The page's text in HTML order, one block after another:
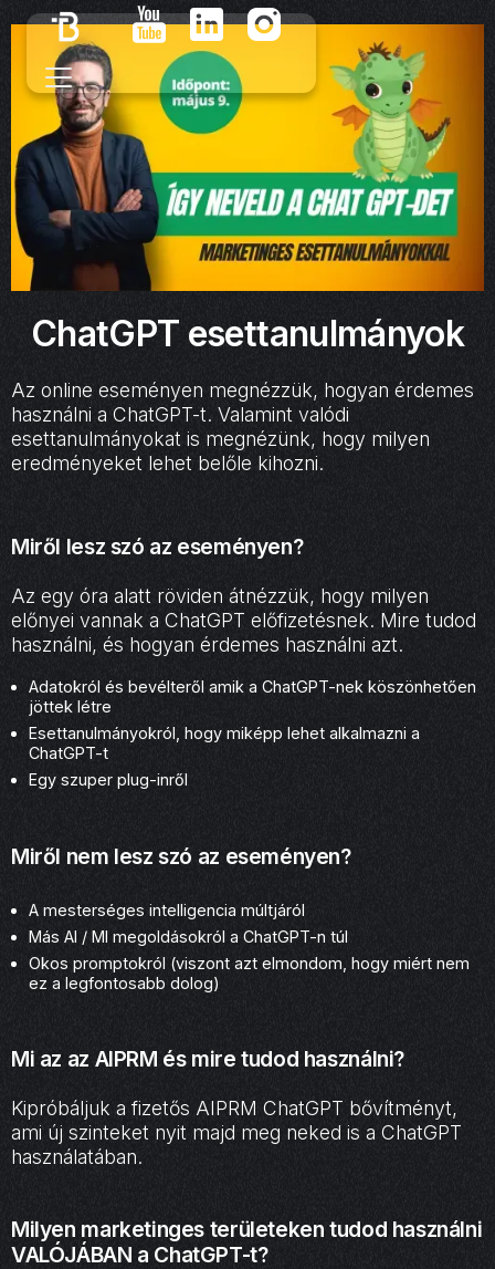
ChatGPT esettanulmányok
Az online eseményen megnézzük, hogyan érdemes
használni a ChatGPT-t. Valamint valódi
esettanulmányokat is megnézünk, hogy milyen
eredményeket lehet belőle kihozni.
Miről lesz szó az eseményen?
Az egy óra alatt röviden átnézzük, hogy milyen
előnyei vannak a ChatGPT előfizetésnek. Mire tudod
használni, és hogyan érdemes használni azt.
Adatokról és bevélteről amik a ChatGPT-nek köszönhetően
jöttek létre
Esettanulmányokról, hogy miképp lehet alkalmazni a
ChatGPT-t
Egy szuper plug-inről
Miről nem lesz szó az eseményen?
A mesterséges intelligencia múltjáról
Más AI / MI megoldásokról a ChatGPT-n túl
Okos promptokról (viszont azt elmondom, hogy miért nem
ez a legfontosabb dolog)
Mi az az AIPRM és mire tudod használni?
Kipróbáljuk a fizetős AIPRM ChatGPT bővítményt,
ami új szinteket nyit majd meg neked is a ChatGPT
használatában.
Milyen marketinges területeken tudod használni
VALÓJÁBAN a ChatGPT-t?